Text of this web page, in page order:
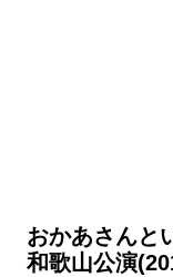
おかあさんと
和歌山公演